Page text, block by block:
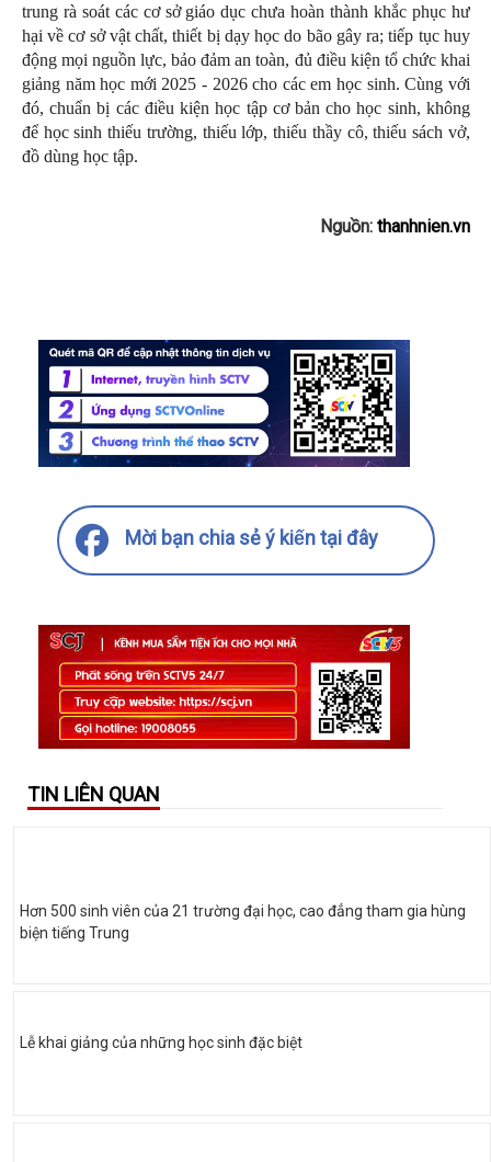
trung rà soát các cơ sở giáo dục chưa hoàn thành khắc phục hư
hại về cơ sở vật chất, thiết bị dạy học do bão gây ra; tiếp tục huy
động mọi nguồn lực, bảo đảm an toàn, đủ điều kiện tổ chức khai
giảng năm học mới 2025 - 2026 cho các em học sinh. Cùng với
đó, chuẩn bị các điều kiện học tập cơ bản cho học sinh, không
để học sinh thiếu trường, thiếu lớp, thiếu thầy cô, thiếu sách vở,
đồ dùng học tập.
Nguồn: thanhnien.vn
Mời bạn chia sẻ ý kiến tại đây
TIN LIÊN QUAN
Hơn 500 sinh viên của 21 trường đại học, cao đẳng tham gia hùng
biện tiếng Trung
Lễ khai giảng của những học sinh đặc biệt